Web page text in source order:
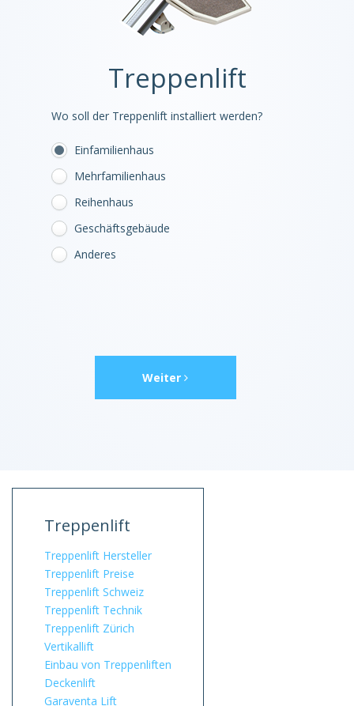
Treppenlift
Wo soll der Treppenlift installiert werden?
Einfamilienhaus
Mehrfamilienhaus
Reihenhaus
Geschäftsgebäude
Anderes
Weiter
Treppenlift
Treppenlift Hersteller
Treppenlift Preise
Treppenlift Schweiz
Treppenlift Technik
Treppenlift Zürich
Vertikallift
Einbau von Treppenliften
Deckenlift
Garaventa Lift